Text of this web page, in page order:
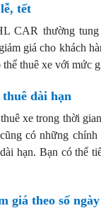
tết
CAR thường tung
giá cho khách
thuê xe với mức
dài hạn
xe trong thời
có những chính
hạn. Bạn có thể
giá theo số